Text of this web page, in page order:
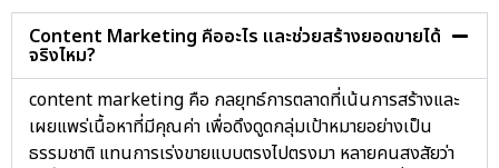
Content Marketing คืออะไร และช่วยสร้างยอดขายได้
จริงไหม?
content marketing คือ กลยุทธ์การตลาดที่เน้นการสร้างและ
เผยแพร่เนื้อหาที่มีคุณค่า เพื่อดึงดูดกลุ่มเป้าหมายอย่างเป็น
ธรรมชาติ แทนการเร่งขายแบบตรงไปตรงมา หลายคนสงสัยว่า